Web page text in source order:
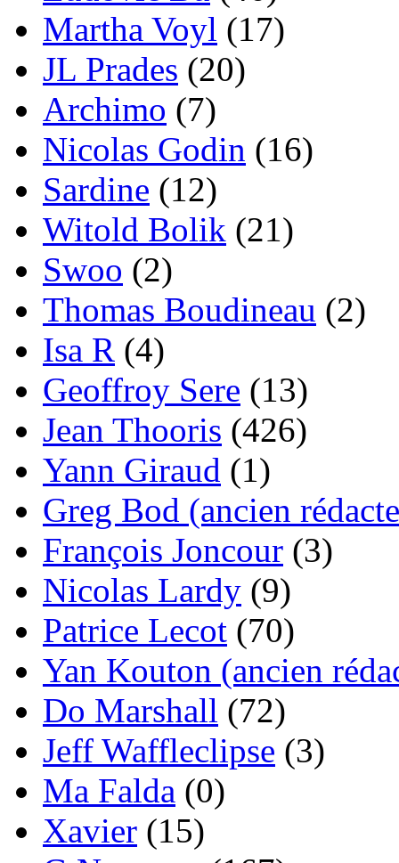
Martha Voyl (17)
JL Prades (20)
Archimo (7)
Nicolas Godin (16)
Sardine (12)
Witold Bolik (21)
Swoo (2)
Thomas Boudineau (2)
Isa R (4)
Geoffroy Sere (13)
Jean Thooris (426)
Yann Giraud (1)
Greg Bod (ancien
François Joncour (3)
Nicolas Lardy (9)
Patrice Lecot (70)
Yan Kouton (ancien
Do Marshall (72)
Jeff Waffleclipse (3)
Ma Falda (0)
Xavier (15)